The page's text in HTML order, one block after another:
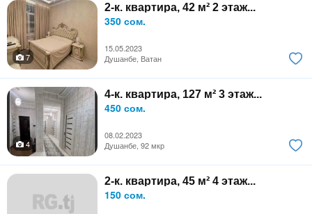
2-к. квартира, 42 м² 2 этаж...
350 сом.
15.05.2023
7
Душанбе, Ватан
4-к. квартира, 127 м² 3 этаж...
450 сом.
08.02.2023
4
Душанбе, 92 мкр
2-к. квартира, 45 м² 4 этаж...
150 сом.